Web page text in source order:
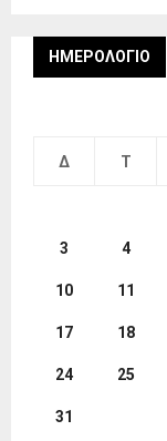
ΗΜΕΡΟΛΌΓΙΟ
Δ Τ
3 4
10 11
17 18
24 25
31